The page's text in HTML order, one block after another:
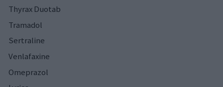
Thyrax Duotab
Tramadol
Sertraline
Venlafaxine
Omeprazol